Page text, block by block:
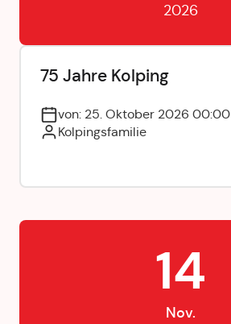
2026
75 Jahre Kolping
von: 25. Oktober 2026 00:00
Kolpingsfamilie
14
Nov.